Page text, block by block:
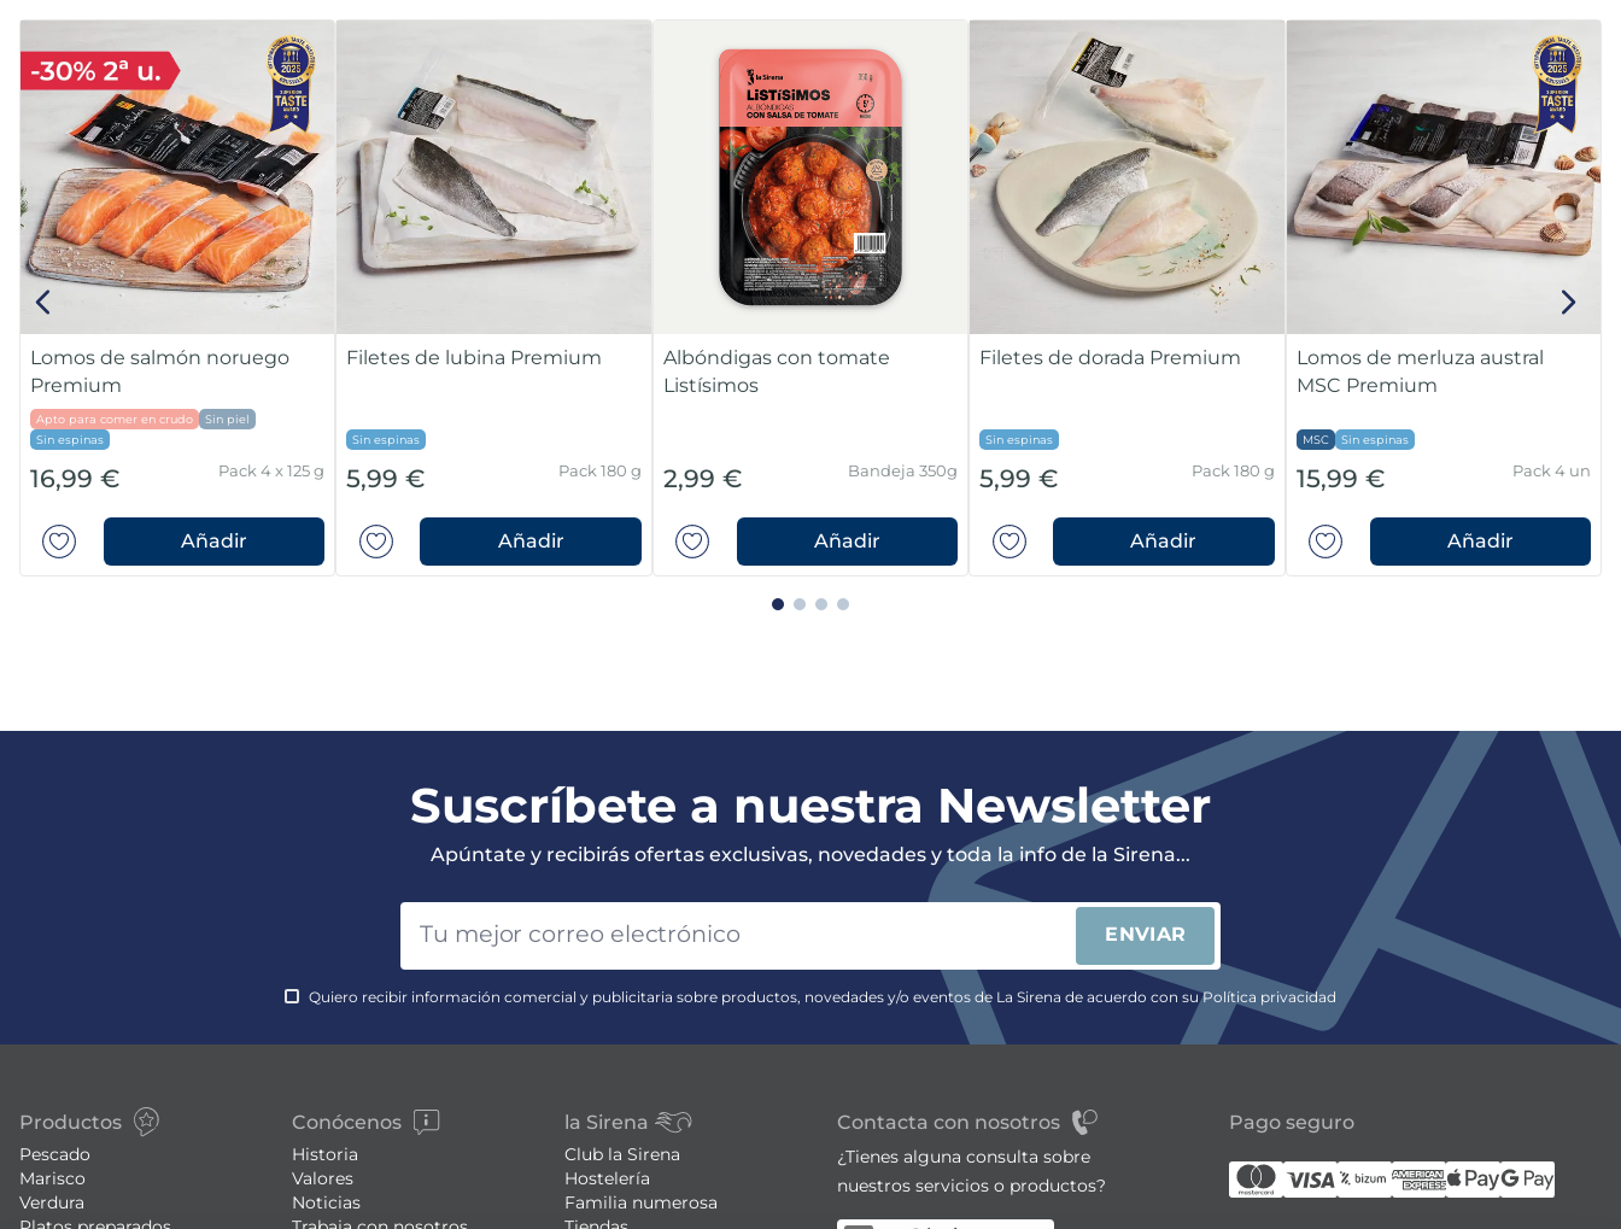
Lomos de salmón noruego
Premium
Apto para comer en crudo
Sin piel
Sin espinas
16,99 € Pack 4 x 125 g
Añadir
Filetes de lubina Premium
Sin espinas
5,99 € Pack 180 g
Añadir
Albóndigas con tomate
Listísimos
2,99 € Bandeja 350g
Añadir
Filetes de dorada Premium
Sin espinas
5,99 € Pack 180 g
Añadir
Lomos de merluza austral
MSC Premium
MSC Sin espinas
15,99 € Pack 4 un
Añadir
Suscríbete a nuestra Newsletter
Apúntate y recibirás ofertas exclusivas, novedades y toda la info de la Sirena...
ENVIAR
Quiero recibir información comercial y publicitaria sobre productos, novedades y/o eventos de La Sirena de acuerdo con su Política privacidad
Productos
Pescado
Marisco
Verdura
Conócenos
Historia
Valores
Noticias
la Sirena
Club la Sirena
Hostelería
Familia numerosa
Contacta con nosotros
¿Tienes alguna consulta sobre
nuestros servicios o productos?
Pago seguro